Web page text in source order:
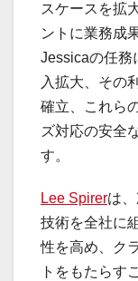
スケースを拡
ントに業務成
Jessicaの任務
入拡大、その
確立、これら
ズ対応の安全
す。
Lee Spirerは
技術を全社に
性を高め、ク
トをもたらす